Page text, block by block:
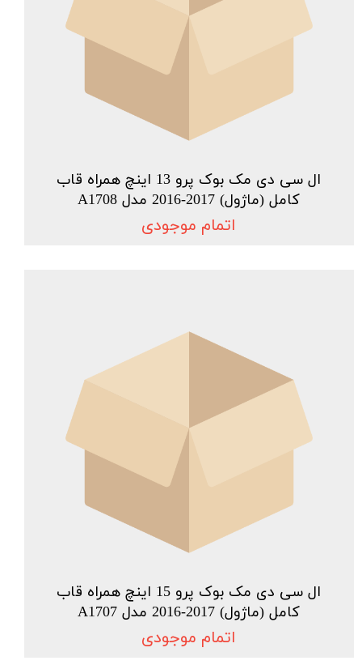
ال سی دی مک بوک پرو 13 اینچ همراه قاب
کامل (ماژول) 2017-2016 مدل A1708
اتمام موجودی
ال سی دی مک بوک پرو 15 اینچ همراه قاب
کامل (ماژول) 2017-2016 مدل A1707
اتمام موجودی